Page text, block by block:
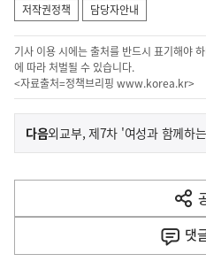
저작권정책
담당자안내
기사 이용 시에는 출처를 반드시 표기해야
에 따라 처벌될 수 있습니다.
<자료출처=정책브리핑 www.korea.kr>
이
전
다
음
다음기
외교부, 제7차 '여성과 함께하
댓